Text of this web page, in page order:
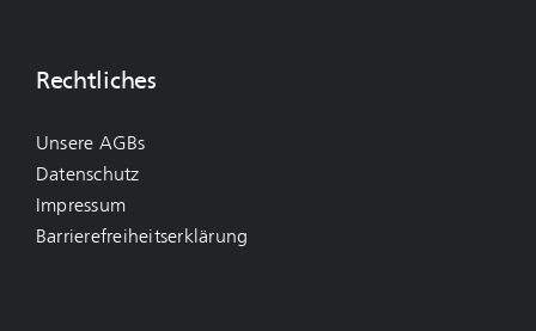
Rechtliches
Unsere AGBs
Datenschutz
Impressum
Barrierefreiheitserklärung